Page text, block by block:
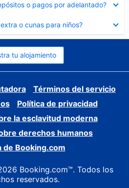
o pagos por adelantado?
o cunas para niños?
tu alojamiento
Términos del servicio
Política de privacidad
la esclavitud moderna
derechos humanos
de Booking.com
Booking.com™. Todos los
reservados.